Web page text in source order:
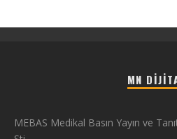
MN
MEBAS Medikal Basın Yayın ve